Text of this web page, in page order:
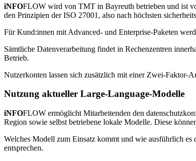
iNFOFLOW wird von TMT in Bayreuth betrieben und ist
den Prinzipien der ISO 27001, also nach höchsten
Für Kund:innen mit Advanced- und Enterprise-Paketen
Sämtliche Datenverarbeitung findet in Rechenzentren
Betrieb.
Nutzerkonten lassen sich zusätzlich mit einer Zwei-Faktor-
Nutzung aktueller Large-Language-Modelle
iNFOFLOW ermöglicht Mitarbeitenden den
Region sowie selbst betriebene lokale Modelle. Diese
Welches Modell zum Einsatz kommt und wie ausführlich es
entsprechen.